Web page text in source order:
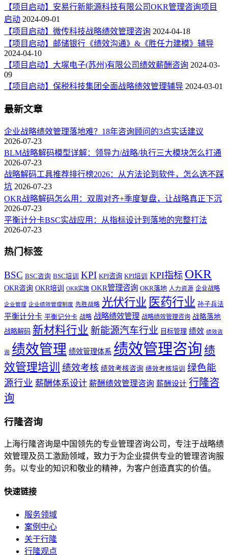
【项目启动】安易行新能源科技有限公司OKR管理咨询项目
启动 2024-09-01
【项目启动】微传科技战略绩效管理咨询 2024-04-18
【项目启动】邮储银行《绩效沟通》&《胜任力建模》辅导
2024-04-10
【项目启动】大塚电子(苏州)有限公司绩效薪酬咨询 2024-03-
09
【项目启动】保税科技集团全面战略绩效管理辅导 2024-03-01
最新文章
企业战略绩效管理落地难？18年咨询顾问的3点实话建议
2026-07-23
BLM战略解码模型详解：领导力/战略/执行三大模块怎么打通
2026-07-23
战略解码工具推荐排行榜2026：从方法论到软件，怎么选不踩
坑 2026-07-23
OKR战略解码怎么用：双周对齐+季度复盘，让战略真正下沉
2026-07-23
平衡计分卡BSC实战应用：从指标设计到落地的完整打法
2026-07-23
热门标签
BSC BSC咨询 BSC培训 KPI KPI咨询 KPI培训 KPI指标 OKR
OKR咨询 OKR培训 OKR实施 OKR管理咨询 OKR落地 人力资源 企业战略
企业管理 企业绩效管理制度 先胜战略 光伏行业 医药行业 孙子兵法
平衡计分卡 平衡记分卡 战略 战略绩效管理 战略绩效管理咨询 战略落地
战略解码 新材料行业 新能源汽车行业 目标管理 绩效 绩效咨
询 绩效管理 绩效管理体系 绩效管理咨询 绩
效管理培训 绩效考核 绩效考核咨询 绩效考核培训
绿色能
源行业 薪酬体系设计 薪酬绩效管理咨询 薪酬设计 行隆咨
询
行隆咨询
上海行隆咨询是中国领先的专业管理咨询公司，专注于战略绩
效管理及员工激励领域，致力于为企业提供专业的管理咨询服
务。以专业的知识和敬业的精神，为客户创造真实的价值。
快速链接
服务领域
案例中心
关于行隆
行隆观点